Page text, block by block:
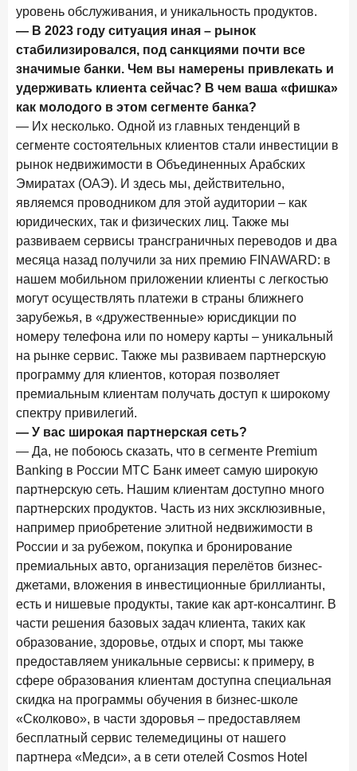
29 апреля 2026 года ИССЛЕДОВАНИЕ
Конкуренция на рынке инвестиционно-страховых
продуктов усиливается
28 апреля 2026 года ИССЛЕДОВАНИЕ
Привязанность побеждает ставку? Как выбирают банк
для сбережений в 2026 году
27 апреля 2026 года ИССЛЕДОВАНИЕ
Банки скорректировали доходность вкладов после
снижения ключевой ставки до 14,5%
Цифра дня
Средняя ставка по ипотеке в России
8,95%
+1,48 п.п.
Frank Data. Ипотека Поделиться
24 апреля 2026 года ИССЛЕДОВАНИЕ
Ипотека. Итоги работы крупнейших ипотечных банков
в марте 2026 года
15 апреля 2026 года
Рынок подписок 2026: от гонки за объёмами к битве за
привычку
15 апреля 2026 года ИССЛЕДОВАНИЕ
Маркетинговые акции брокеров: обзор механик и
трендов
ИССЛЕДОВАНИЕ
ДНК современного ипотечного клиента
7 апреля 2026 года ИССЛЕДОВАНИЕ
По итогам марта 2026 года объем выдач кредитов
составил 925,7 млрд руб.
26 марта 2026 года ИССЛЕДОВАНИЕ
Не экосистемой единой: как пользователи
распределяют подписки
25 марта 2026 года ИССЛЕДОВАНИЕ
Ипотека. Итоги работы крупнейших ипотечных банков
уровень обслуживания, и уникальность продуктов.
— В 2023 году ситуация иная – рынок
стабилизировался, под санкциями почти все
значимые банки. Чем вы намерены привлекать и
удерживать клиента сейчас? В чем ваша «фишка»
как молодого в этом сегменте банка?
— Их несколько. Одной из главных тенденций в
сегменте состоятельных клиентов стали инвестиции в
рынок недвижимости в Объединенных Арабских
Эмиратах (ОАЭ). И здесь мы, действительно,
являемся проводником для этой аудитории – как
юридических, так и физических лиц. Также мы
развиваем сервисы трансграничных переводов и два
месяца назад получили за них премию FINAWARD: в
нашем мобильном приложении клиенты с легкостью
могут осуществлять платежи в страны ближнего
зарубежья, в «дружественные» юрисдикции по
номеру телефона или по номеру карты – уникальный
на рынке сервис. Также мы развиваем партнерскую
программу для клиентов, которая позволяет
премиальным клиентам получать доступ к широкому
спектру привилегий.
— У вас широкая партнерская сеть?
— Да, не побоюсь сказать, что в сегменте Premium
Banking в России МТС Банк имеет самую широкую
партнерскую сеть. Нашим клиентам доступно много
партнерских продуктов. Часть из них эксклюзивные,
например приобретение элитной недвижимости в
России и за рубежом, покупка и бронирование
премиальных авто, организация перелётов бизнес-
джетами, вложения в инвестиционные бриллианты,
есть и нишевые продукты, такие как арт-консалтинг. В
части решения базовых задач клиента, таких как
образование, здоровье, отдых и спорт, мы также
предоставляем уникальные сервисы: к примеру, в
сфере образования клиентам доступна специальная
скидка на программы обучения в бизнес-школе
«Сколково», в части здоровья – предоставляем
бесплатный сервис телемедицины от нашего
партнера «Медси», а в сети отелей Cosmos Hotel